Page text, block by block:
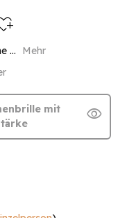
...
Mehr
mit
visibility